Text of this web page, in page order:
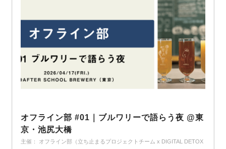
オフライン部 #01｜ブルワリーで語らう夜 @東
京・池尻大橋
主催： オフライン部（立ち止まるプロジェクトチーム x DIGITAL DETOX